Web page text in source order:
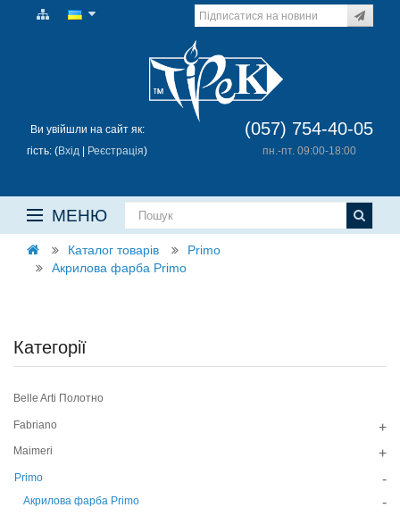
Ви увійшли на сайт як:
гість: (Вхід | Реєстрація)
(057) 754-40-05
пн.-пт. 09:00-18:00
МЕНЮ
Каталог товарів
Primo
Акрилова фарба Primo
Категорії
Belle Arti Полотно
+
Fabriano
+
Maimeri
-
Primo
-
Акрилова фарба Primo